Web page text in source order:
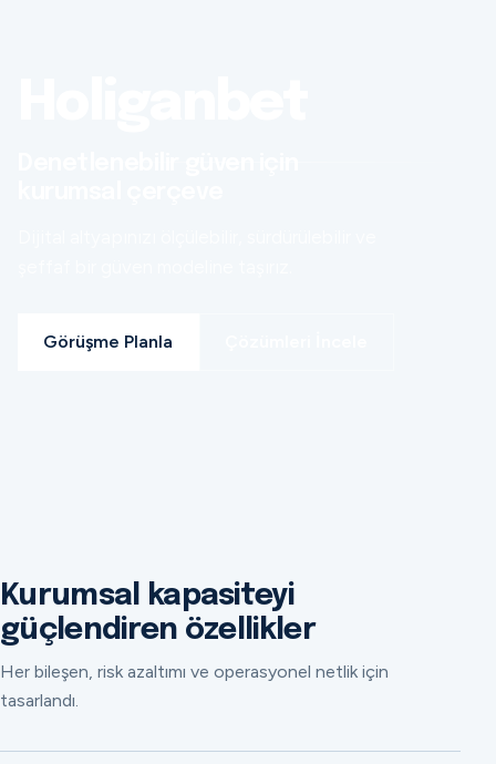
Görüşme Planla
Kurumsal kapasiteyi
güçlendiren özellikler
Her bileşen, risk azaltımı ve operasyonel netlik için
tasarlandı.